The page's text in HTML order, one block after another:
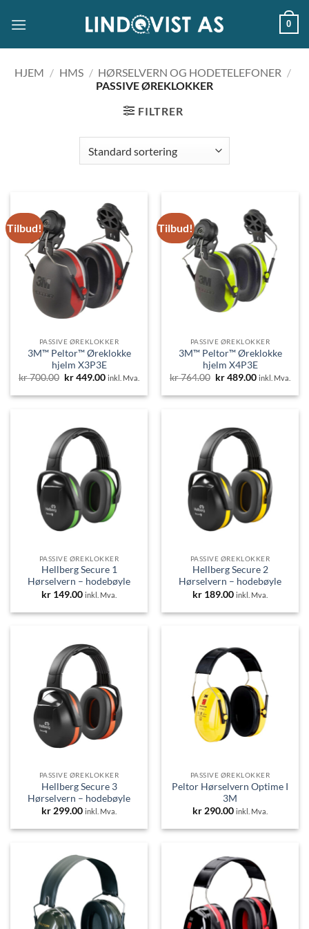
0
HJEM / HMS / HØRSELVERN OG HODETELEFONER /
PASSIVE ØREKLOKKER
FILTRER
Tilbud!
PASSIVE ØREKLOKKER
3M™ Peltor™ Øreklokke
hjelm X3P3E
kr700.00 Opprinnelig
var:
kr449.00Nåværende
er:
inkl. Mva.
Tilbud!
PASSIVE ØREKLOKKER
3M™ Peltor™ Øreklokke
hjelm X4P3E
kr764.00 Opprinnelig
var:
kr489.00Nåværende
er:
inkl. Mva.
PASSIVE ØREKLOKKER
Hellberg Secure 1
Hørselvern – hodebøyle
kr 149.00 inkl. Mva.
PASSIVE ØREKLOKKER
Hellberg Secure 2
Hørselvern – hodebøyle
kr 189.00 inkl. Mva.
PASSIVE ØREKLOKKER
Hellberg Secure 3
Hørselvern – hodebøyle
kr299.00 inkl. Mva.
PASSIVE ØREKLOKKER
Peltor Hørselvern Optime I
3M
kr290.00 inkl. Mva.